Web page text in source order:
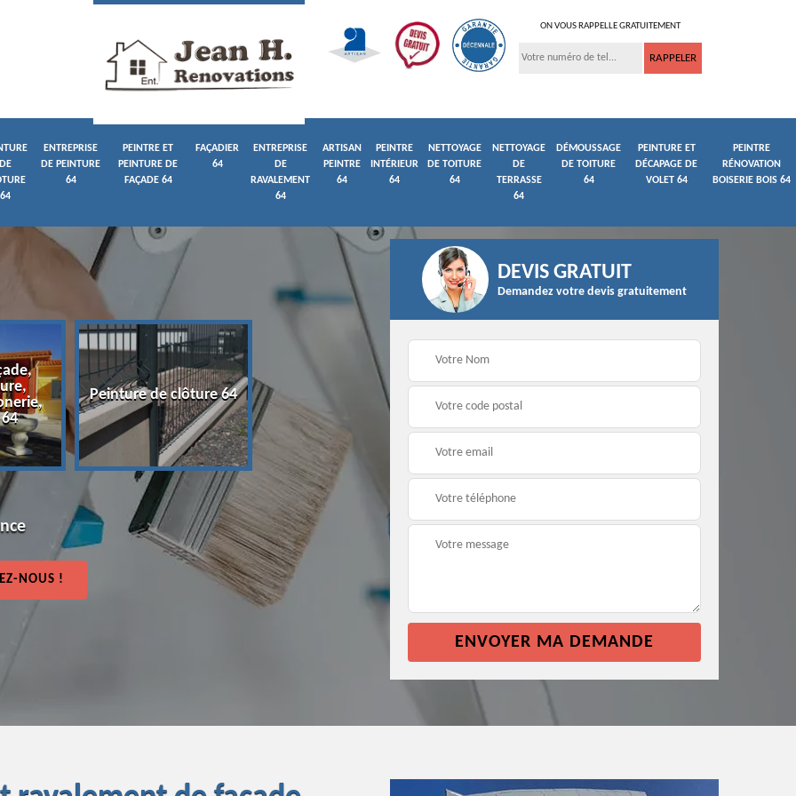
ON VOUS RAPPELLE GRATUITEMENT
DE
64
ENTREPRISE
DE PEINTURE
64
PEINTRE ET
PEINTURE DE
FAÇADE 64
FAÇADIER
64
ENTREPRISE
DE
RAVALEMENT
64
ARTISAN
PEINTRE
64
PEINTRE
INTÉRIEUR
64
NETTOYAGE
DE TOITURE
64
NETTOYAGE
DE
TERRASSE
64
DÉMOUSSAGE
DE TOITURE
64
PEINTURE ET
DÉCAPAGE DE
VOLET 64
PEINTRE
RÉNOVATION
BOISERIE BOIS 64
Peinture de clôture 64
Entreprise de peinture
Peintre et peinture de
façade 64
Façadier 64
NOUS !
DEVIS GRATUIT
Demandez votre devis gratuitement